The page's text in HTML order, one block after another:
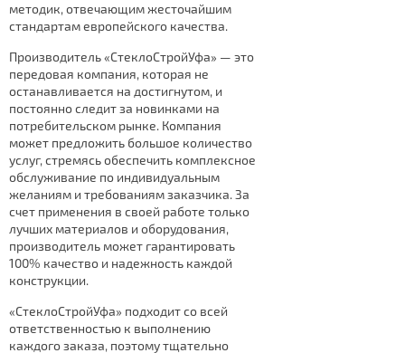
методик, отвечающим жесточайшим
стандартам европейского качества.
Производитель «СтеклоСтройУфа» — это
передовая компания, которая не
останавливается на достигнутом, и
постоянно следит за новинками на
потребительском рынке. Компания
может предложить большое количество
услуг, стремясь обеспечить комплексное
обслуживание по индивидуальным
желаниям и требованиям заказчика. За
счет применения в своей работе только
лучших материалов и оборудования,
производитель может гарантировать
100% качество и надежность каждой
конструкции.
«СтеклоСтройУфа» подходит со всей
ответственностью к выполнению
каждого заказа, поэтому тщательно